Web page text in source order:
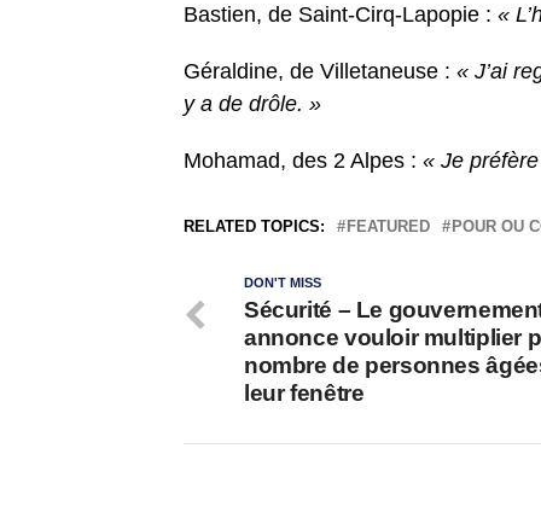
Bastien, de Saint-Cirq-Lapopie : «
Géraldine, de Villetaneuse : « J’ai
y a de drôle. »
Mohamad, des 2 Alpes : « Je
RELATED TOPICS: FEATURED POUR OU
DON'T MISS
Sécurité – Le
annonce vouloir multiplier
nombre de personnes
leur fenêtre